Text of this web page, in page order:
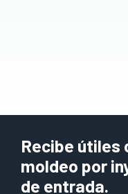
Recibe útiles
moldeo por
de entrada.